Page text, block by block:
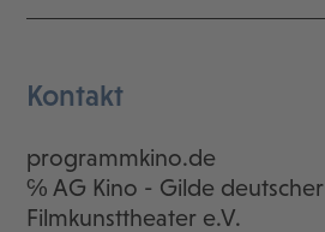
Kontakt
programmkino.de
℅ AG Kino - Gilde deutscher
Filmkunsttheater e.V.